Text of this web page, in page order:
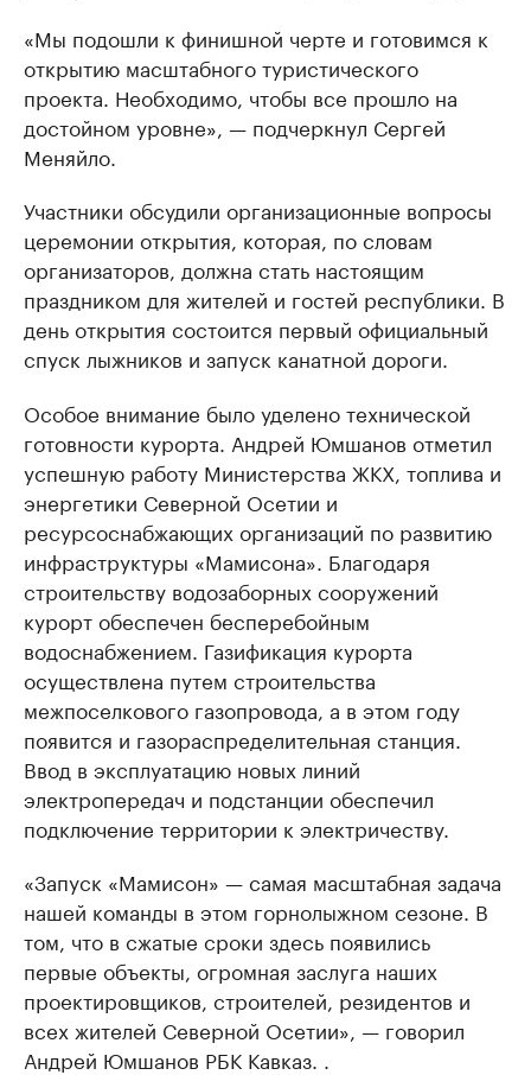
«Мы подошли к финишной черте и готовимся к
открытию масштабного туристического
проекта. Необходимо, чтобы все прошло на
достойном уровне», — подчеркнул Сергей
Меняйло.
Участники обсудили организационные вопросы
церемонии открытия, которая, по словам
организаторов, должна стать настоящим
праздником для жителей и гостей республики. В
день открытия состоится первый официальный
спуск лыжников и запуск канатной дороги.
Особое внимание было уделено технической
готовности курорта. Андрей Юмшанов отметил
успешную работу Министерства ЖКХ, топлива и
энергетики Северной Осетии и
ресурсоснабжающих организаций по развитию
инфраструктуры «Мамисона». Благодаря
строительству водозаборных сооружений
курорт обеспечен бесперебойным
водоснабжением. Газификация курорта
осуществлена путем строительства
межпоселкового газопровода, а в этом году
появится и газораспределительная станция.
Ввод в эксплуатацию новых линий
электропередач и подстанции обеспечил
подключение территории к электричеству.
«Запуск «Мамисон» — самая масштабная задача
нашей команды в этом горнолыжном сезоне. В
том, что в сжатые сроки здесь появились
первые объекты, огромная заслуга наших
проектировщиков, строителей, резидентов и
всех жителей Северной Осетии», — говорил
Андрей Юмшанов РБК Кавказ. .